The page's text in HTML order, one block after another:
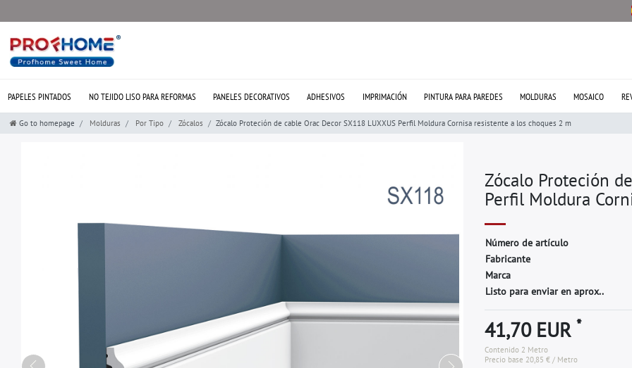
PAPELES PINTADOS NO TEJIDO LISO PARA REFORMAS PANELES DECORATIVOS ADHESIVOS IMPRIMACIÓN PINTURA PARA PAREDES MOLDURAS MOSAICO
Go to homepage Molduras Por Tipo Zócalos Zócalo Proteción de cable Orac Decor SX118 LUXXUS Perfil Moldura Cornisa resistente a los choques 2 m
Zócalo Proteción
Perfil Moldura
Número de artículo
Fabricante
Marca
Listo para enviar en aprox..
41,70 EUR *
Contenido 2 Metro
Precio base 20,85 € / Metro